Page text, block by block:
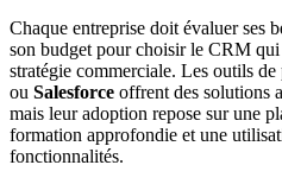
Chaque entreprise doit évaluer ses
son budget pour choisir le CRM
stratégie commerciale. Les outils
ou Salesforce offrent des solutions
mais leur adoption repose sur une
formation approfondie et une
fonctionnalités.